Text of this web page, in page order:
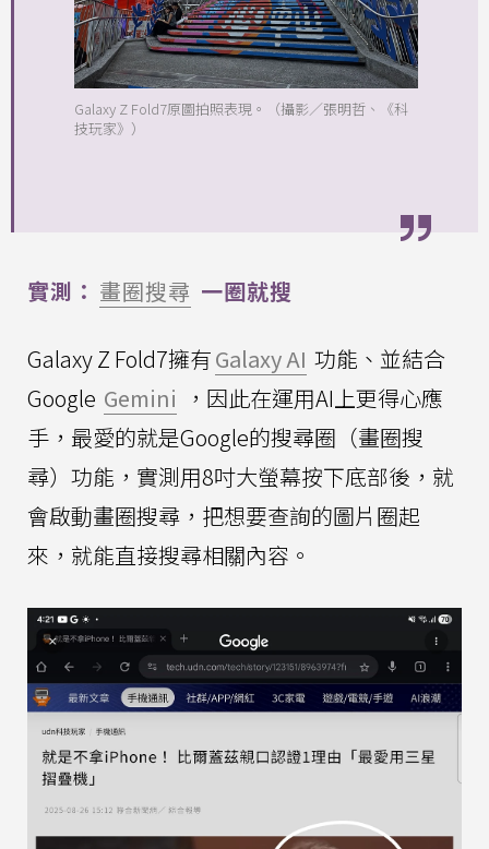
Galaxy Z Fold7原圖拍照表現。（攝影／張明哲、《科
技玩家》）
實測： 畫圈搜尋 一圈就搜
Galaxy Z Fold7擁有Galaxy AI 功能、並結合
Google Gemini ，因此在運用AI上更得心應
手，最愛的就是Google的搜尋圈（畫圈搜
尋）功能，實測用8吋大螢幕按下底部後，就
會啟動畫圈搜尋，把想要查詢的圖片圈起
來，就能直接搜尋相關內容。